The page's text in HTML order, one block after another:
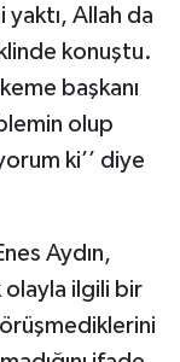
yaktı, Allah da
konuştu.
başkanı
olup
ki’’ diye
Aydın,
olayla ilgili bir